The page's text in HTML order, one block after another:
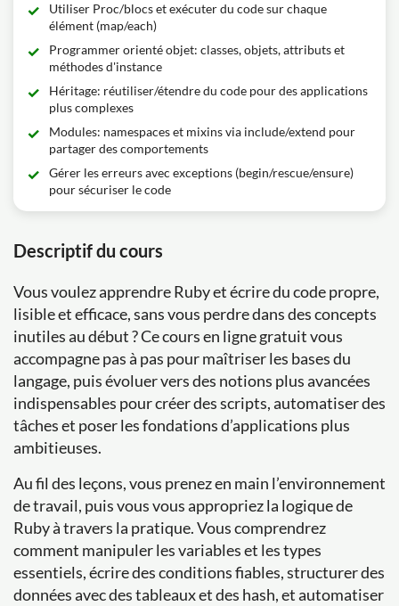
Utiliser Proc/blocs et exécuter du code sur chaque
élément (map/each)
Programmer orienté objet: classes, objets, attributs et
méthodes d'instance
Héritage: réutiliser/étendre du code pour des applications
plus complexes
Modules: namespaces et mixins via include/extend pour
partager des comportements
Gérer les erreurs avec exceptions (begin/rescue/ensure)
pour sécuriser le code
Descriptif du cours
Vous voulez apprendre Ruby et écrire du code propre,
lisible et efficace, sans vous perdre dans des concepts
inutiles au début ? Ce cours en ligne gratuit vous
accompagne pas à pas pour maîtriser les bases du
langage, puis évoluer vers des notions plus avancées
indispensables pour créer des scripts, automatiser des
tâches et poser les fondations d’applications plus
ambitieuses.
Au fil des leçons, vous prenez en main l’environnement
de travail, puis vous vous appropriez la logique de
Ruby à travers la pratique. Vous comprendrez
comment manipuler les variables et les types
essentiels, écrire des conditions fiables, structurer des
données avec des tableaux et des hash, et automatiser